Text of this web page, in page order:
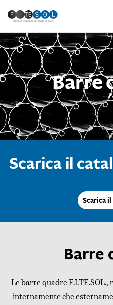
Barre
Scarica il
Scarica
Barre
Le barre quadre F.I.TE.SOL.,
internamente che